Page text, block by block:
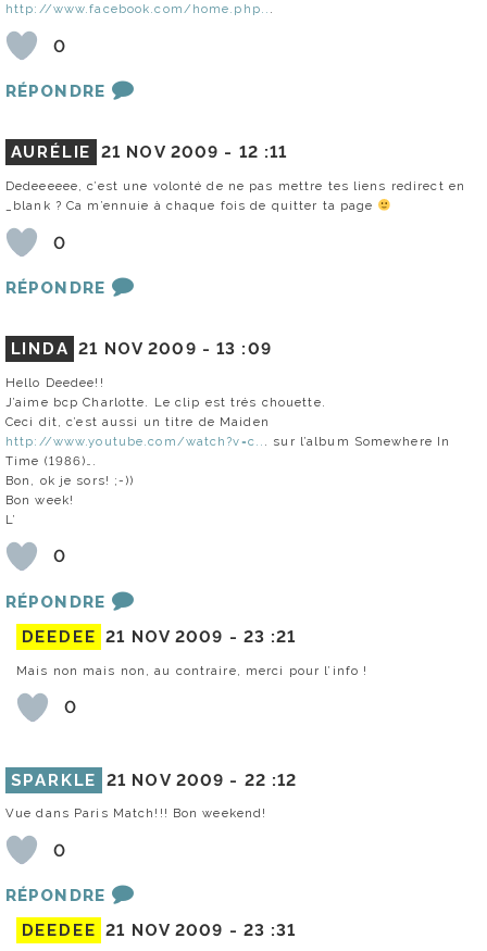
http://www.facebook.com/home.php.. .
0
RÉPONDRE
AURÉLIE 21 NOV 2009 - 12 :11
Dedeeeeee, c’est une volonté de ne pas mettre tes liens redirect en
_blank ? Ca m’ennuie à chaque fois de quitter ta page
0
RÉPONDRE
LINDA 21 NOV 2009 -13 :09
Hello Deedee!!
J’aime bcp Charlotte. Le clip est trés chouette.
Ceci dit, c’est aussi un titre de Maiden
http://www.youtube.com/watch?v=c.. . sur l’album Somewhere In
Time (1986)….
Bon, ok je sors! ;-))
Bon week!
L’
0
RÉPONDRE
DEEDEE 21 NOV 2009 - 23 :21
Mais non mais non, au contraire, merci pour l’info !
0
SPARKLE 21 NOV 2009 - 22 :12
Vue dans Paris Match!!! Bon weekend!
0
RÉPONDRE
DEEDEE 21 NOV 2009 - 23 :31